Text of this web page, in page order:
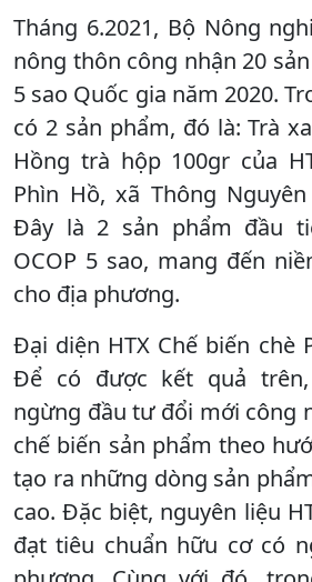
Tháng 6.2021, Bộ Nông
nông thôn công nhận 20
5 sao Quốc gia năm 2020.
có 2 sản phẩm, đó là: Trà
Hồng trà hộp 100gr của
Phìn Hồ, xã Thông
Đây là 2 sản phẩm đầu
OCOP 5 sao, mang đến
cho địa phương.
Đại diện HTX Chế biến chè
Để có được kết quả
ngừng đầu tư đổi mới công
chế biến sản phẩm theo
tạo ra những dòng sản
cao. Đặc biệt, nguyên liệu
đạt tiêu chuẩn hữu cơ có